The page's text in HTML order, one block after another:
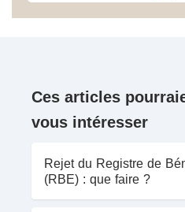
Ces articles
vous intéresser
Rejet du Registre de
(RBE) : que faire ?